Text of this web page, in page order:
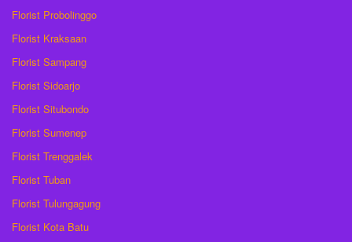
Florist Probolinggo
Florist Kraksaan
Florist Sampang
Florist Sidoarjo
Florist Situbondo
Florist Sumenep
Florist Trenggalek
Florist Tuban
Florist Tulungagung
Florist Kota Batu